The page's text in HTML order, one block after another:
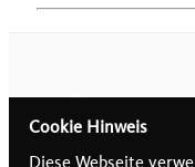
Cookie Hinweis
Diese Webseite